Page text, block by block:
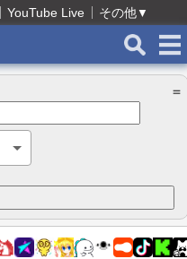
YouTube Live その他▼
＝